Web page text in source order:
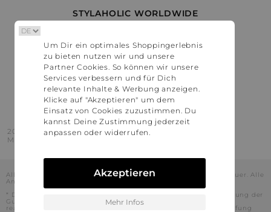
STYLAHOLIC WORLDWIDE
Österreich
Schweiz
France
United States
2016 - 2026 © Stylaholic.
Made for you with love in munich.
Alle Preise inkl. der jeweils geltenden gesetzlichen Mehrwertsteuer. Alle
Angaben ohne Gewähr.
* Die angezeigten Preise beinhalten Rabatte, die durch die Nutzung der
Gutschein-Codes auf den Seiten unserer Partner voraussichtlich
realisiert werden können. Stylaholic führt keine vollständige Prüfung
Um Dir ein optimales Shoppingerlebnis
zu bieten nutzen wir und unsere
Partner Cookies. So können wir unsere
Services verbessern und für Dich
relevante Inhalte & Werbung anzeigen.
Klicke auf "Akzeptieren" um dem
Einsatz von Cookies zuzustimmen. Du
kannst Deine Zustimmung jederzeit
anpassen oder widerrufen.
Akzeptieren
Mehr Infos